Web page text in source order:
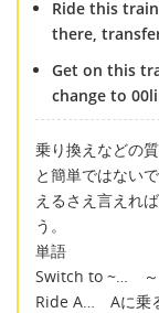
Ride this
there,
Get on this
change to
乗り換えなどの
と簡単ではない
えるさえ言えれ
単語
Switch to ~… ～
Ride A… Aに乗